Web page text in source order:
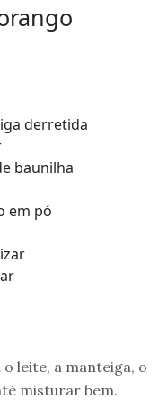
derretida
baunilha
em pó
leite, a manteiga, o
misturar bem.